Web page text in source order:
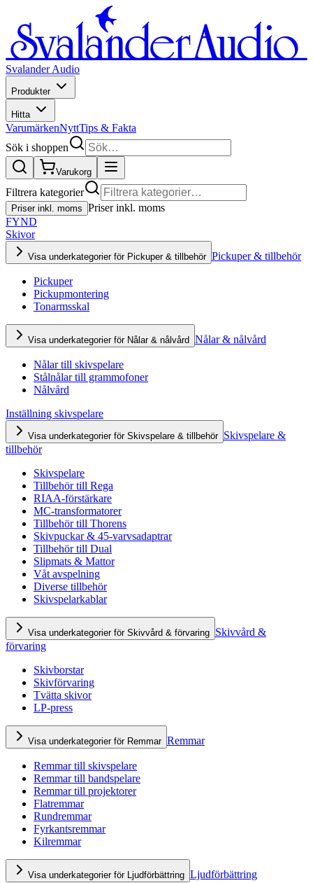
Svalander Audio
Produkter
Hitta
VarumärkenNyttTips & Fakta
Sök i shoppen
Varukorg
Filtrera kategorier
Priser inkl. moms Priser inkl. moms
FYND
Skivor
Visa underkategorier för Pickuper & tillbehör Pickuper & tillbehör
Pickuper
Pickupmontering
Tonarmsskal
Visa underkategorier för Nålar & nålvård Nålar & nålvård
Nålar till skivspelare
Stålnålar till grammofoner
Nålvård
Inställning skivspelare
Visa underkategorier för Skivspelare & tillbehör Skivspelare &
tillbehör
Skivspelare
Tillbehör till Rega
RIAA-förstärkare
MC-transformatorer
Tillbehör till Thorens
Skivpuckar & 45-varvsadaptrar
Tillbehör till Dual
Slipmats & Mattor
Våt avspelning
Diverse tillbehör
Skivspelarkablar
Visa underkategorier för Skivvård & förvaring Skivvård &
förvaring
Skivborstar
Skivförvaring
Tvätta skivor
LP-press
Visa underkategorier för Remmar Remmar
Remmar till skivspelare
Remmar till bandspelare
Remmar till projektorer
Flatremmar
Rundremmar
Fyrkantsremmar
Kilremmar
Visa underkategorier för Ljudförbättring Ljudförbättring